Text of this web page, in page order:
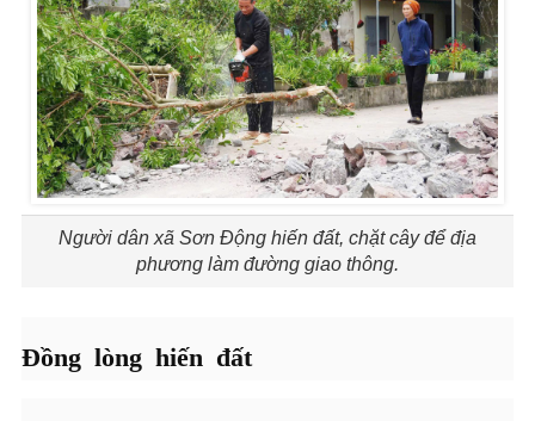
Người dân xã Sơn Động hiến đất, chặt cây để địa
phương làm đường giao thông.
Đồng lòng hiến đất